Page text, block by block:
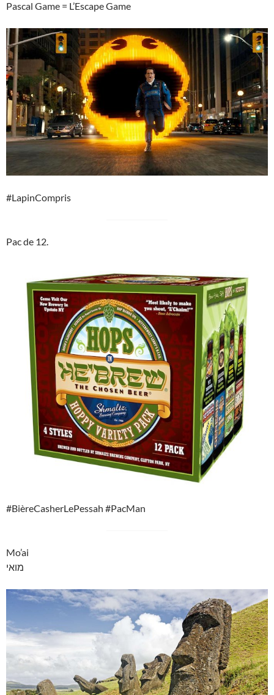
Pascal Game = L’Escape Game
#LapinCompris
Pac de 12.
#BièreCasherLePessah #PacMan
Mo’ai
מואי